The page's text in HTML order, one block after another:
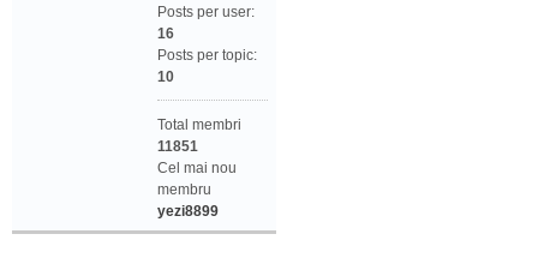
Posts per user:
16
Posts per topic:
10
Total membri
11851
Cel mai nou
membru
yezi8899